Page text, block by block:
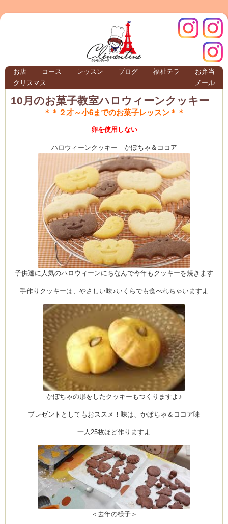
室・テイクアウト Clémentine (produced
お店 コース レッスン ブログ 福祉テラ
お弁当
クリスマス
メール
インス
ム
クレモ
ンティ
ーヌ
インス
10月のお菓子教室ハロウィーンクッキー
＊＊２才～小6までのお菓子レッスン＊＊
卵を使用しない
ハロウィーンクッキー かぼちゃ＆ココア
子供達に人気のハロウィーンにちなんで今年もクッキーを焼きます
手作りクッキーは、やさしい味♪いくらでも食べれちゃいますよ
かぼちゃの形をしたクッキーもつくりますよ♪
プレゼントとしてもおススメ！味は、かぼちゃ＆ココア味
一人25枚ほど作りますよ
＜去年の様子＞